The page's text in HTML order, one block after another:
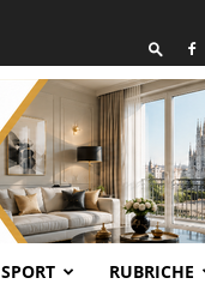
SPORT RUBRICHE